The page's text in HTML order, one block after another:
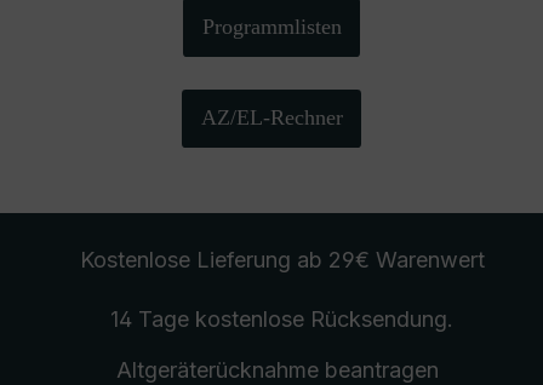
Programmlisten
AZ/EL-Rechner
Kostenlose Lieferung ab 29€ Warenwert
14 Tage kostenlose Rücksendung.
Altgeräterücknahmebeantragen